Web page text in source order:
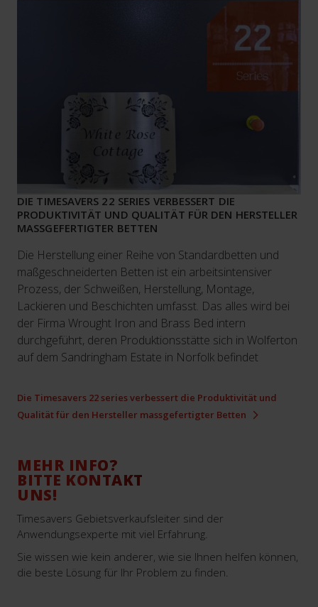
DIE TIMESAVERS 22 SERIES VERBESSERT DIE
PRODUKTIVITÄT UND QUALITÄT FÜR DEN HERSTELLER
MASSGEFERTIGTER BETTEN
Die Herstellung einer Reihe von Standardbetten und
maßgeschneiderten Betten ist ein arbeitsintensiver
Prozess, der Schweißen, Herstellung, Montage,
Lackieren und Beschichten umfasst. Das alles wird bei
der Firma Wrought Iron and Brass Bed intern
durchgeführt, deren Produktionsstätte sich in Wolferton
auf dem Sandringham Estate in Norfolk befindet
Die Timesavers 22 series verbessert die Produktivität und
Qualität für den Hersteller massgefertigter Betten
MEHR INFO?
BITTE KONTAKT
UNS!
Timesavers Gebietsverkaufsleiter sind der
Anwendungsexperte mit viel Erfahrung.
Sie wissen wie kein anderer, wie sie Ihnen helfen können,
die beste Lösung für Ihr Problem zu finden.